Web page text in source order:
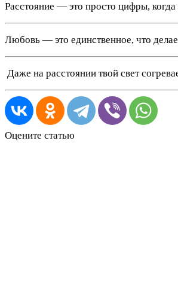
Расстояние — это просто цифры,
Любовь — это единственное, что
Даже на расстоянии твой свет
Оцените статью